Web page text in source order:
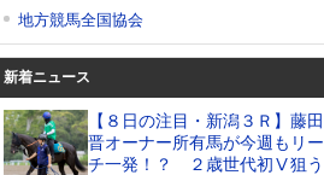
地方競馬全国協会
新着ニュース
【８日の注目・新潟３Ｒ】藤田
晋オーナー所有馬が今週もリー
チ一発！？ ２歳世代初Ⅴ狙う